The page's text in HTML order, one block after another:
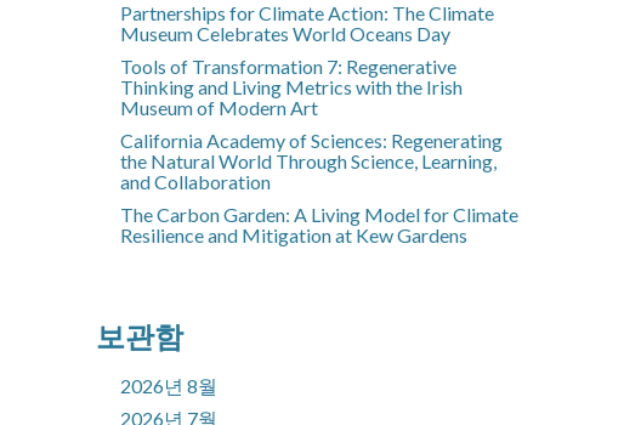
Partnerships for Climate Action: The Climate
Museum Celebrates World Oceans Day
Tools of Transformation 7: Regenerative
Thinking and Living Metrics with the Irish
Museum of Modern Art
California Academy of Sciences: Regenerating
the Natural World Through Science, Learning,
and Collaboration
The Carbon Garden: A Living Model for Climate
Resilience and Mitigation at Kew Gardens
보관함
2026년 8월
2026년 7월